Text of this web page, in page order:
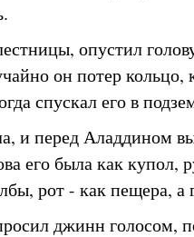
опустил
он потер кольцо,
спускал его в
и перед Аладдином
его была как купол,
рот - как пещера, а
джинн голосом,